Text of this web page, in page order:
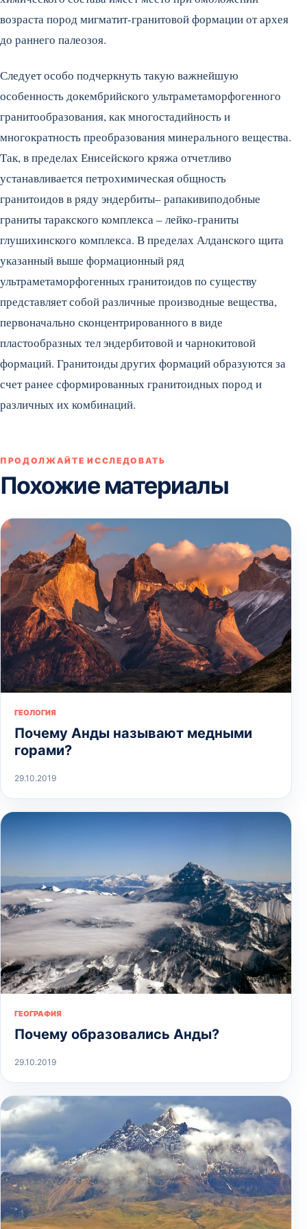
возраста пород мигматит-гранитовой формации от архея
до раннего палеозоя.
Следует особо подчеркнуть такую важнейшую
особенность докембрийского ультраметаморфогенного
гранитообразования, как многостадийность и
многократность преобразования минерального вещества.
Так, в пределах Енисейского кряжа отчетливо
устанавливается петрохимическая общность
гранитоидов в ряду эндербиты– рапакивиподобные
граниты таракского комплекса – лейко-граниты
глушихинского комплекса. В пределах Алданского щита
указанный выше формационный ряд
ультраметаморфогенных гранитоидов по существу
представляет собой различные производные вещества,
первоначально сконцентрированного в виде
пластообразных тел эндербитовой и чарнокитовой
формаций. Гранитоиды других формаций образуются за
счет ранее сформированных гранитоидных пород и
различных их комбинаций.
ПРОДОЛЖАЙТЕ ИССЛЕДОВАТЬ
Похожие материалы
ГЕОЛОГИЯ
Почему Анды называют медными
горами?
29.10.2019
ГЕОГРАФИЯ
Почему образовались Анды?
29.10.2019